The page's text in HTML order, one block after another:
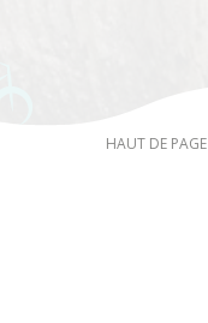
HAUT DE PAGE